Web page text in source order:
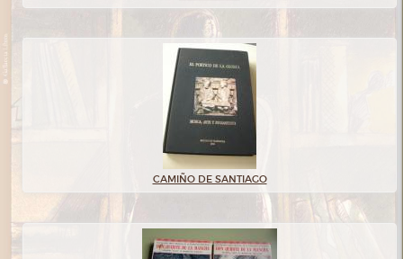
CAMIÑO DE SANTIAGO